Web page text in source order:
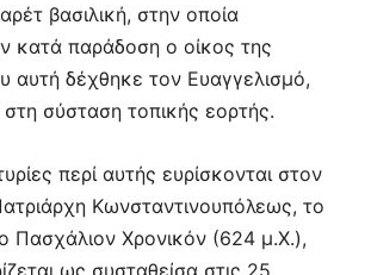
βασιλική, στην οποία
κατά παράδοση ο οίκος της
αυτή δέχθηκε τον Ευαγγελισμό,
σύσταση τοπικής εορτής.
περί αυτής ευρίσκονται στον
Κωνσταντινουπόλεως, το
Πασχάλιον Χρονικόν (624 μ.Χ.),